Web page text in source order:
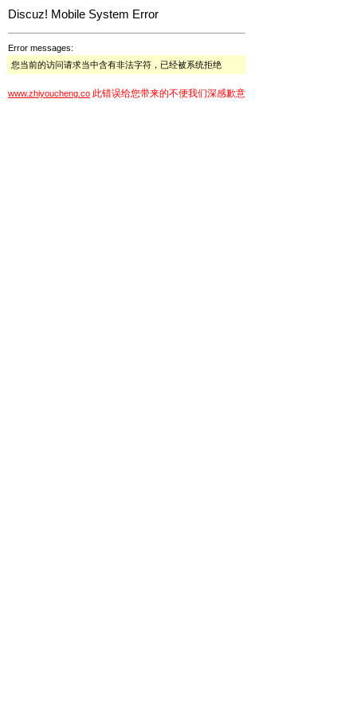
Discuz! Mobile System Error
Error messages:
您当前的访问请求当中含有非法字符，已经被系统拒绝
www.zhiyoucheng.co 此错误给您带来的不便我们深感歉意